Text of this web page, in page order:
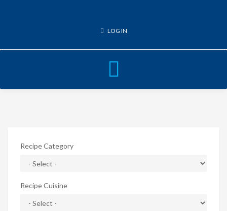
LOG IN
Toggle
Recipe Category
Recipe Cuisine